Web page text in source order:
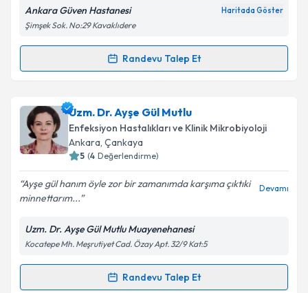
Kişisel verilerimin işlenmesine ilişkin
Metni'ni okudum ve kişisel verilerimin belirtilen
Takvim Talebini Gönder
Ankara Güven Hastanesi Haritada Göster
Şimşek Sok. No:29 Kavaklıdere
Randevu Talep Et
Randevu Takvimi Talebi
Uzm. Dr. Behiç Oral için randevu takvimi talebi
oluşturun. Size bu uzmandan randevu almanız için bir
takvim hazırlandığında e-posta ile bilgilendireceğiz.
Kişisel verilerimin işlenmesine ilişkin
Metni'ni okudum ve kişisel verilerimin belirtilen
kapsamda işlenmesini kabul ediyorum.
Uzm. Dr. Ayşe Gül Mutlu
Enfeksiyon Hastalıkları ve Klinik Mikrobiyoloji
Ankara, Çankaya
5 (4 Değerlendirme)
Ayşe gül hanım öyle zor bir zamanımda karşıma çıktıki
minnettarım...
Devamı
Uzm. Dr. Ayşe Gül Mutlu Muayenehanesi
Kocatepe Mh. Meşrutiyet Cad. Özay Apt. 32/9 Kat:5
Randevu Talep Et
Randevu Takvimi Talebi